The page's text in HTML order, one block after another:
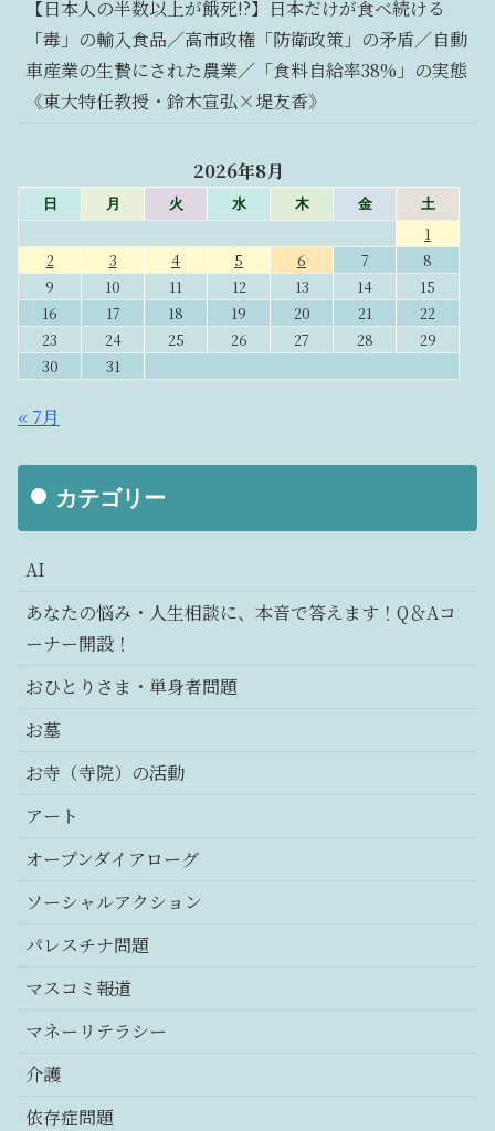
【日本人の半数以上が餓死!?】日本だけが食べ続ける
「毒」の輸入食品／高市政権「防衛政策」の矛盾／自動
車産業の生贄にされた農業／「食料自給率38%」の実態
《東大特任教授・鈴木宣弘×堤友香》
2026年8月
日 月 火 水 木 金 土
1
2
3 4 5 6 7
8
9
10 11 12 13 14
15
16
17 18 19 20 21
22
23
24 25 26 27 28
29
30
31
« 7月
カテゴリー
AI
あなたの悩み・人生相談に、本音で答えます！Q＆Aコ
ーナー開設！
おひとりさま・単身者問題
お墓
お寺（寺院）の活動
アート
オープンダイアローグ
ソーシャルアクション
パレスチナ問題
マスコミ報道
マネーリテラシー
介護
依存症問題